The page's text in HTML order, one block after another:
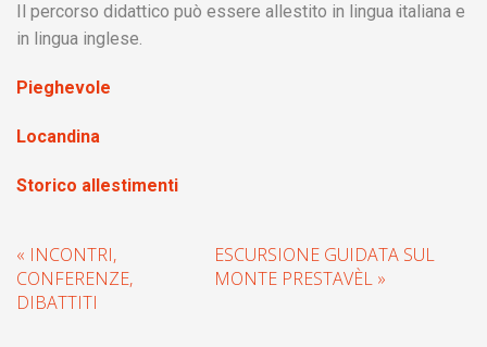
Il percorso didattico può essere allestito in lingua italiana e
in lingua inglese.
Pieghevole
Locandina
Storico allestimenti
« INCONTRI,
CONFERENZE,
DIBATTITI
ESCURSIONE GUIDATA SUL
MONTE PRESTAVÈL »